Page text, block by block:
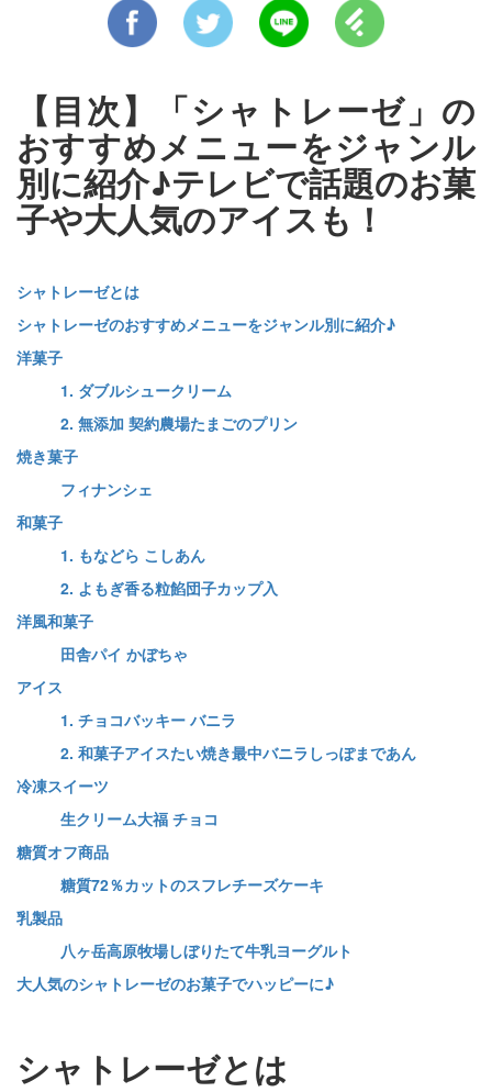
【目次】「シャトレーゼ」の
おすすめメニューをジャンル
別に紹介♪テレビで話題のお菓
子や大人気のアイスも！
シャトレーゼとは
シャトレーゼのおすすめメニューをジャンル別に紹介♪
洋菓子
1. ダブルシュークリーム
2. 無添加 契約農場たまごのプリン
焼き菓子
フィナンシェ
和菓子
1. もなどら こしあん
2. よもぎ香る粒餡団子カップ入
洋風和菓子
田舎パイ かぼちゃ
アイス
1. チョコバッキー バニラ
2. 和菓子アイスたい焼き最中バニラしっぽまであん
冷凍スイーツ
生クリーム大福 チョコ
糖質オフ商品
糖質72％カットのスフレチーズケーキ
乳製品
八ヶ岳高原牧場しぼりたて牛乳ヨーグルト
大人気のシャトレーゼのお菓子でハッピーに♪
シャトレーゼとは